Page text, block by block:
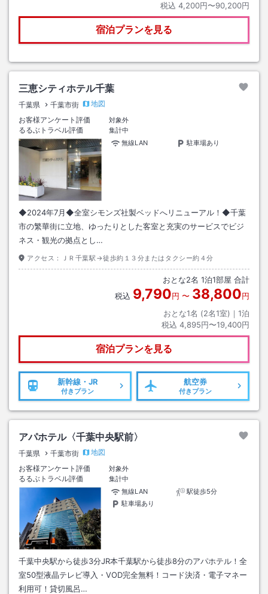
税込 4,200円〜90,200円
宿泊プランを見る
三恵シティホテル千葉
千葉県 千葉市街
地図
お客様アンケート評価
対象外
るるぶトラベル評価
集計中
無線LAN
駐車場あり
◆2024年7月◆全室シモンズ社製ベッドへリニューアル！◆千葉
市の繁華街に立地、ゆったりとした客室と充実のサービスでビジ
ネス・観光の拠点とし…
アクセス： ＪＲ千葉駅→徒歩約１３分またはタクシー約４分
おとな2名 1泊1部屋 合計
税込 9,790円 〜 38,800円
おとな1名 (2名1室)｜ 1泊
税込 4,895円〜19,400円
宿泊プランを見る
新幹線・JR
付きプラン
航空券
付きプラン
アパホテル〈千葉中央駅前〉
千葉県 千葉市街
地図
お客様アンケート評価
対象外
るるぶトラベル評価
集計中
無線LAN
駅徒歩5分
駐車場あり
千葉中央駅から徒歩3分JR本千葉駅から徒歩8分のアパホテル！全
室50型液晶テレビ導入・VOD完全無料！コード決済・電子マネー
利用可！貸切風呂…